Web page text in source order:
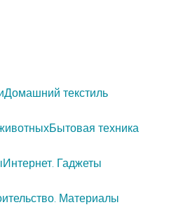
Домашний текстиль
Бытовая техника
Интернет. Гаджеты
Материалы